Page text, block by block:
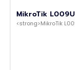
MikroTik
<strong>MikroTik